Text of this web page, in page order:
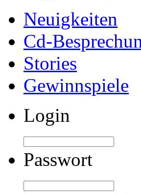
Neuigkeiten
Cd-
Stories
Gewinnspiele
Login
Passwort